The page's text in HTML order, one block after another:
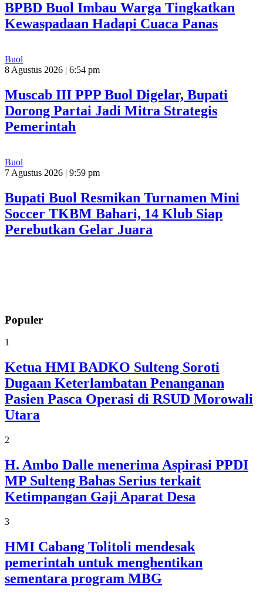
BPBD Buol Imbau Warga Tingkatkan
Kewaspadaan Hadapi Cuaca Panas
Buol
8 Agustus 2026 | 6:54 pm
Muscab III PPP Buol Digelar, Bupati
Dorong Partai Jadi Mitra Strategis
Pemerintah
Buol
7 Agustus 2026 | 9:59 pm
Bupati Buol Resmikan Turnamen Mini
Soccer TKBM Bahari, 14 Klub Siap
Perebutkan Gelar Juara
Populer
1
Ketua HMI BADKO Sulteng Soroti
Dugaan Keterlambatan Penanganan
Pasien Pasca Operasi di RSUD Morowali
Utara
2
H. Ambo Dalle menerima Aspirasi PPDI
MP Sulteng Bahas Serius terkait
Ketimpangan Gaji Aparat Desa
3
HMI Cabang Tolitoli mendesak
pemerintah untuk menghentikan
sementara program MBG